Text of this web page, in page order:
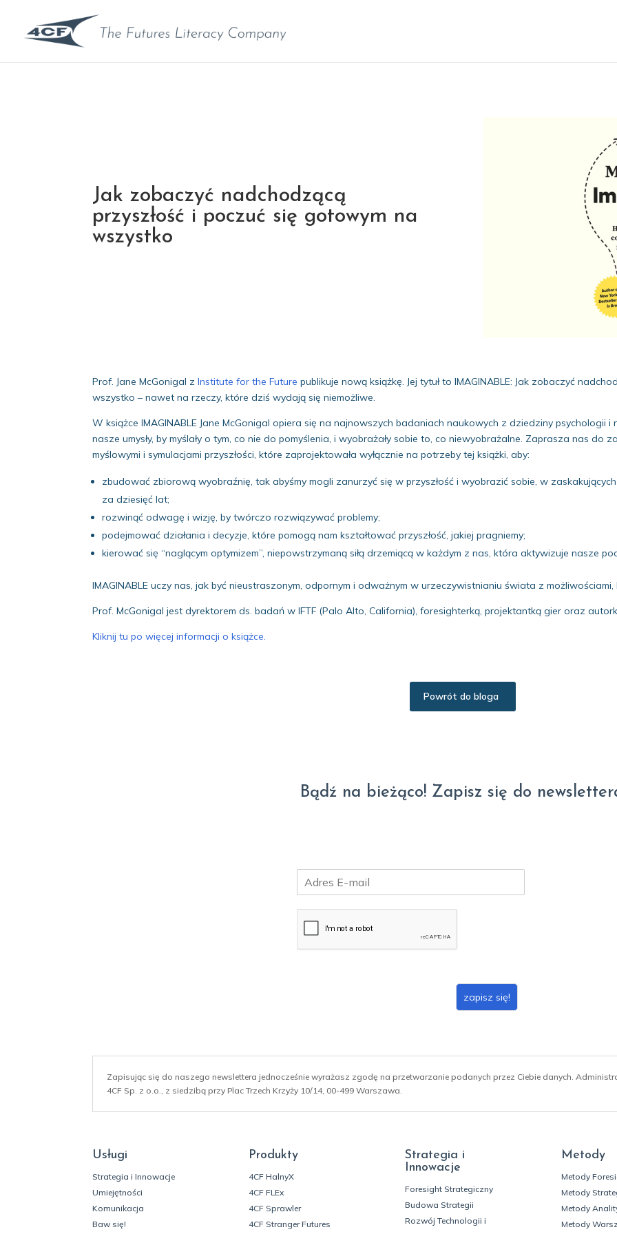
Jak zobaczyć nadchodzącą
przyszłość i poczuć się gotowym na
wszystko
Prof. Jane McGonigal zInstitute for the Future publikuje nową książkę. Jej tytuł to IMAGINABLE: Jak zobaczyć
wszystko – nawet na rzeczy, które dziś wydają się niemożliwe.
W książce IMAGINABLE Jane McGonigal opiera się na najnowszych badaniach naukowych z dziedziny psychologii
nasze umysły, by myślały o tym, co nie do pomyślenia, i wyobrażały sobie to, co niewyobrażalne. Zaprasza nas do
myślowymi i symulacjami przyszłości, które zaprojektowała wyłącznie na potrzeby tej książki, aby:
zbudować zbiorową wyobraźnię, tak abyśmy mogli zanurzyć się w przyszłość i wyobrazić sobie, w
za dziesięć lat;
rozwinąć odwagę i wizję, by twórczo rozwiązywać problemy;
podejmować działania i decyzje, które pomogą nam kształtować przyszłość, jakiej pragniemy;
kierować się “naglącym optymizem”, niepowstrzymaną siłą drzemiącą w każdym z nas, która aktywizuje nasze
IMAGINABLE uczy nas, jak być nieustraszonym, odpornym i odważnym w urzeczywistnianiu świata z
Prof. McGonigal jest dyrektorem ds. badań w IFTF (Palo Alto, California), foresighterką, projektantką gier oraz
Kliknij tu po więcej informacji o książce.
Powrót do bloga
Bądź na bieżąco! Zapisz się do
m
zapisz się!
Zapisując się do naszego newslettera jednocześnie wyrażasz zgodę na przetwarzanie podanych przez Ciebie danych.
4CF Sp. z o.o., z siedzibą przy Plac Trzech Krzyży 10/14, 00-499 Warszawa.
Usługi
Strategia i Innowacje
Umiejętności
Komunikacja
Baw się!
Produkty
4CF HalnyX
4CF FLEx
4CF Sprawler
4CF Stranger Futures
Strategia i
Innowacje
Foresight Strategiczny
Budowa Strategii
Rozwój Technologii i
Metody
Metody
Metody
Metody
Metody